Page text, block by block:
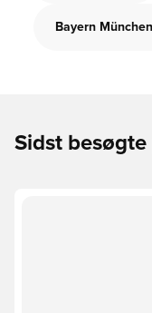
Bayern
Sidst